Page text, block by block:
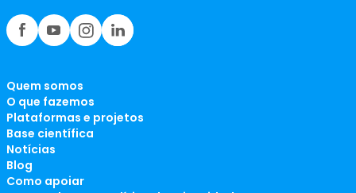
Quem somos
O que fazemos
Plataformas e projetos
Base científica
Notícias
Blog
Como apoiar